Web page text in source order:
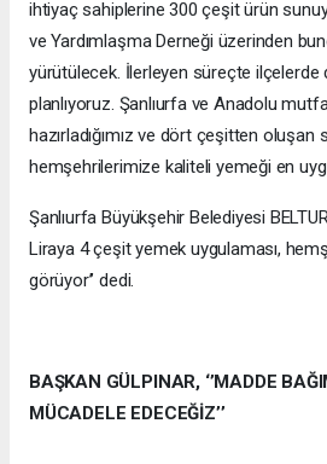
ihtiyaç sahiplerine 300 çeşit ürün
ve Yardımlaşma Derneği üzerinden
yürütülecek. İlerleyen süreçte ilçelerde
planlıyoruz. Şanlıurfa ve Anadolu
hazırladığımız ve dört çeşitten oluşan
hemşehrilerimize kaliteli yemeği en
Şanlıurfa Büyükşehir Belediyesi
Liraya 4 çeşit yemek uygulaması,
görüyor’’ dedi.
BAŞKAN GÜLPINAR, ‘’MADDE
MÜCADELE EDECEĞİZ’’